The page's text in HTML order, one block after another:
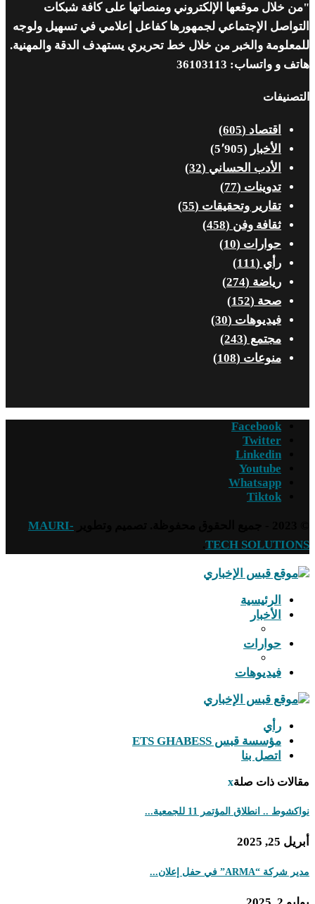
"من خلال موقعها الإلكتروني ومنصاتها على كافة شبكات
التواصل الإجتماعي لجمهورها كفاعل إعلامي في تسهيل ولوجه
للمعلومة والخبر من خلال خط تحريري يستهدف الدقة والمهنية.
هاتف و واتساب: 36103113
التصنيفات
اقتصاد (605)
الأخبار (5٬905)
الأدب الحساني (32)
تدوينات (77)
تقارير وتحقيقات (55)
ثقافة وفن (458)
حوارات (10)
رأي (111)
رياضة (274)
صحة (152)
فيديوهات (30)
مجتمع (243)
منوعات (108)
Facebook
Twitter
Linkedin
Youtube
Whatsapp
Tiktok
MAURI-
TECH SOLUTIONS
الرئيسية
الأخبار
حوارات
فيديوهات
رأي
مؤسسة قبس ETS GHABESS
اتصل بنا
مقالات ذات صلةx
نواكشوط .. انطلاق المؤتمر 11 للجمعية...
أبريل 25, 2025
مدير شركة “ARMA” في حفل إعلان...